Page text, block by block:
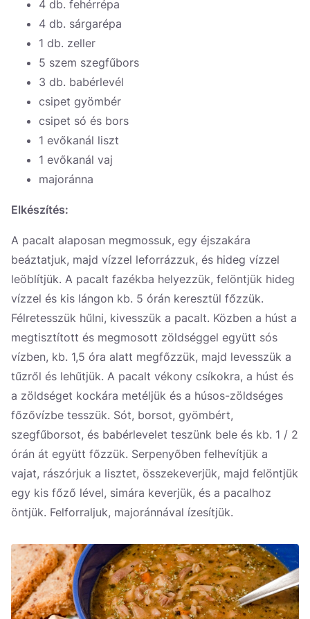
4 db. fehérrépa
4 db. sárgarépa
1 db. zeller
5 szem szegfűbors
3 db. babérlevél
csipet gyömbér
csipet só és bors
1 evőkanál liszt
1 evőkanál vaj
majoránna
Elkészítés:
A pacalt alaposan megmossuk, egy éjszakára
beáztatjuk, majd vízzel leforrázzuk, és hideg vízzel
leöblítjük. A pacalt fazékba helyezzük, felöntjük hideg
vízzel és kis lángon kb. 5 órán keresztül főzzük.
Félretesszük hűlni, kivesszük a pacalt. Közben a húst a
megtisztított és megmosott zöldséggel együtt sós
vízben, kb. 1,5 óra alatt megfőzzük, majd levesszük a
tűzről és lehűtjük. A pacalt vékony csíkokra, a húst és
a zöldséget kockára metéljük és a húsos-zöldséges
főzővízbe tesszük. Sót, borsot, gyömbért,
szegfűborsot, és babérlevelet teszünk bele és kb. 1 / 2
órán át együtt főzzük. Serpenyőben felhevítjük a
vajat, rászórjuk a lisztet, összekeverjük, majd felöntjük
egy kis főző lével, simára keverjük, és a pacalhoz
öntjük. Felforraljuk, majoránnával ízesítjük.